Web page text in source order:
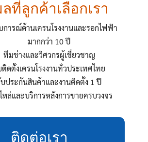
ที่ลูกค้าเลือกเรา
การณ์ด้านเครนโรงงานและรอกไฟฟ้า
มากกว่า 10 ปี
ทีมช่างและวิศวกรผู้เชี่ยวชาญ
ดตั้งเครนโรงงานทั่วประเทศไทย
ประกันสินค้าและงานติดตั้ง 1 ปี
หล่และบริการหลังการขายครบวงจร
ติดต่อเรา